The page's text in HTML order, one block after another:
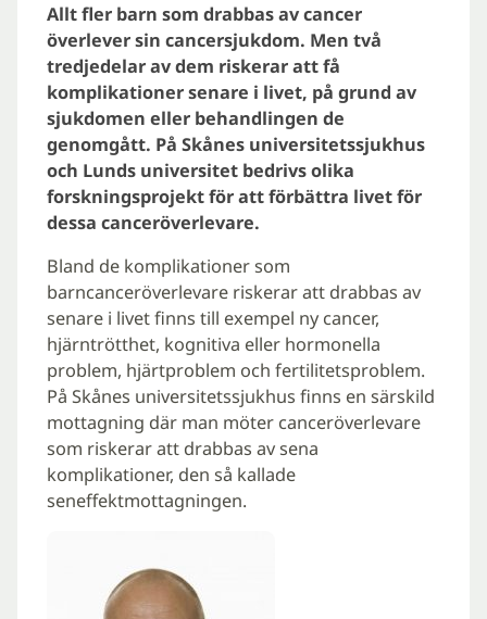
Allt fler barn som drabbas av cancer
överlever sin cancersjukdom. Men två
tredjedelar av dem riskerar att få
komplikationer senare i livet, på grund av
sjukdomen eller behandlingen de
genomgått. På Skånes universitetssjukhus
och Lunds universitet bedrivs olika
forskningsprojekt för att förbättra livet för
dessa canceröverlevare.
Bland de komplikationer som
barncanceröverlevare riskerar att drabbas av
senare i livet finns till exempel ny cancer,
hjärntrötthet, kognitiva eller hormonella
problem, hjärtproblem och fertilitetsproblem.
På Skånes universitetssjukhus finns en särskild
mottagning där man möter canceröverlevare
som riskerar att drabbas av sena
komplikationer, den så kallade
seneffektmottagningen.